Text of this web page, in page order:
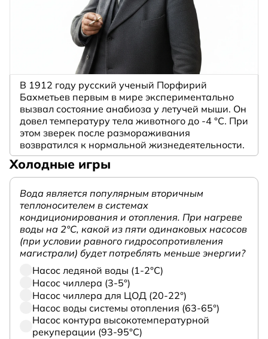
В 1912 году русский ученый Порфирий
Бахметьев первым в мире экспериментально
вызвал состояние анабиоза у летучей мыши. Он
довел температуру тела животного до -4 °C. При
этом зверек после размораживания
возвратился к нормальной жизнедеятельности.
Холодные игры
Вода является популярным вторичным
теплоносителем в системах
кондиционирования и отопления. При нагреве
воды на 2°С, какой из пяти одинаковых насосов
(при условии равного гидросопротивления
магистрали) будет потреблять меньше энергии?
Насос ледяной воды (1-2°С)
Насос чиллера (3-5°)
Насос чиллера для ЦОД (20-22°)
Насос воды системы отопления (63-65°)
Насос контура высокотемпературной
рекуперации (93-95°С)